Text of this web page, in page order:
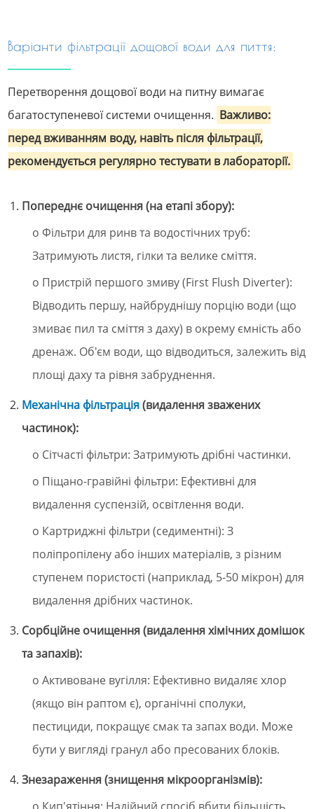
Варіанти фільтрації дощової води для пиття:
Перетворення дощової води на питну вимагає
багатоступеневої системи очищення. Важливо:
перед вживанням воду, навіть після фільтрації,
рекомендується регулярно тестувати в лабораторії.
Попереднє очищення (на етапі збору):
o Фільтри для ринв та водостічних труб:
Затримують листя, гілки та велике сміття.
o Пристрій першого змиву (First Flush Diverter):
Відводить першу, найбруднішу порцію води (що
змиває пил та сміття з даху) в окрему ємність або
дренаж. Об'єм води, що відводиться, залежить від
площі даху та рівня забруднення.
Механічна фільтрація(видалення зважених
частинок):
o Сітчасті фільтри: Затримують дрібні частинки.
o Піщано-гравійні фільтри: Ефективні для
видалення суспензій, освітлення води.
o Картриджні фільтри (седиментні): З
поліпропілену або інших матеріалів, з різним
ступенем пористості (наприклад, 5-50 мікрон) для
видалення дрібних частинок.
Сорбційне очищення (видалення хімічних домішок
та запахів):
o Активоване вугілля: Ефективно видаляє хлор
(якщо він раптом є), органічні сполуки,
пестициди, покращує смак та запах води. Може
бути у вигляді гранул або пресованих блоків.
Знезараження (знищення мікроорганізмів):